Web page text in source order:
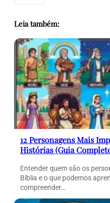
Leia também:
12 Personagens Mais
Histórias (Guia
Entender quem são os
Bíblia e o que podemos
compreender…